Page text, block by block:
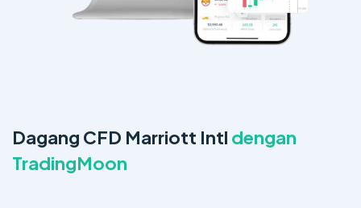
Dagang CFD Marriott Intl dengan
TradingMoon